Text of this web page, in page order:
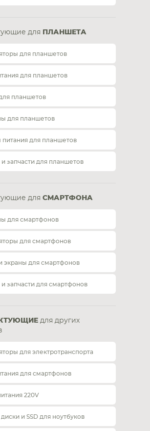
для ПЛАНШЕТА
для планшетов
для планшетов
планшетов
для планшетов
для планшетов
запчасти для планшетов
для СМАРТФОНА
для смартфонов
для смартфонов
экраны для смартфонов
запчасти для смартфонов
для других
для электротранспорта
для смартфонов
220V
и SSD для ноутбуков